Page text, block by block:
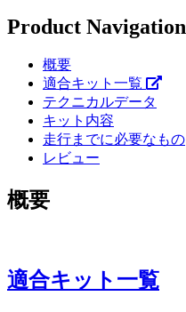
Product Navigation
概要
適合キット一覧
テクニカルデータ
キット内容
走行までに必要なもの
レビュー
概要
適合キット一覧